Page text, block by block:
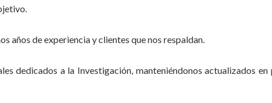
años de experiencia y clientes que nos respaldan.
dedicados a la Investigación, manteniéndonos actualizados en